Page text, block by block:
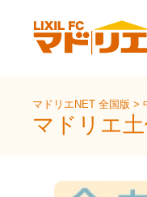
マドリエNET 全国版>
マドリエ